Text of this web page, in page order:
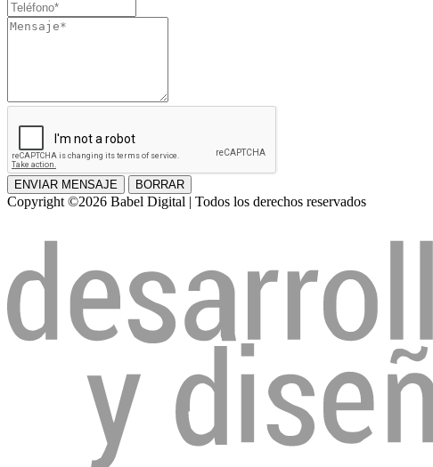
Teléfono
Mensaje
ENVIAR MENSAJE BORRAR
Copyright ©2026 Babel Digital | Todos los derechos reservados